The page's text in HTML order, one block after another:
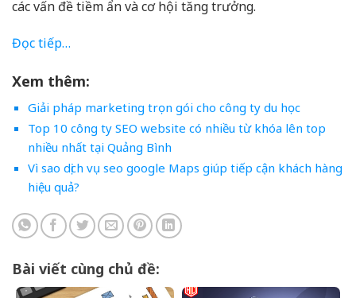
các vấn đề tiềm ẩn và cơ hội tăng trưởng.
Đọc tiếp…
Xem thêm:
Giải pháp marketing trọn gói cho công ty du học
Top 10 công ty SEO website có nhiều từ khóa lên top
nhiều nhất tại Quảng Bình
Vì sao dịch vụ seo google Maps giúp tiếp cận khách hàng
hiệu quả?
Bài viết cùng chủ đề: